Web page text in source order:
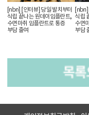
완성된다. 당일임플
알아보고자 광명에
대표원장에게 인터뷰
△ 임플란트 시술 치
좋은 재료를 사용하
[nbn] [인터뷰] 당일 발치부터
식립 끝나는 원데이임플란트,
수면마취 임플란트로 통증
부담 줄여
[nbn]
식립
수면
부담